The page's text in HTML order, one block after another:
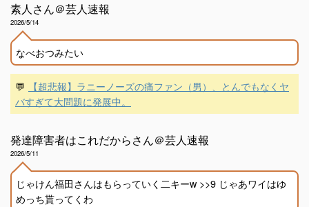
素人さん＠芸人速報
2026/5/14
なべおつみたい
💬
【超悲報】ラニーノーズの痛ファン（男）、とんでもなくヤ
バすぎて大問題に発展中。
発達障害者はこれだからさん＠芸人速報
2026/5/11
じゃけん福田さんはもらっていく二キーw >>9 じゃあワイはゆ
めっち貰ってくわ